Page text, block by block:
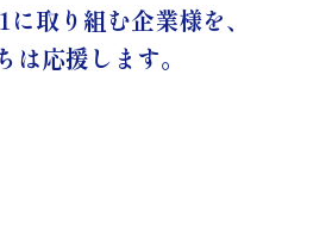
取り組む企業様を、
は応援します。